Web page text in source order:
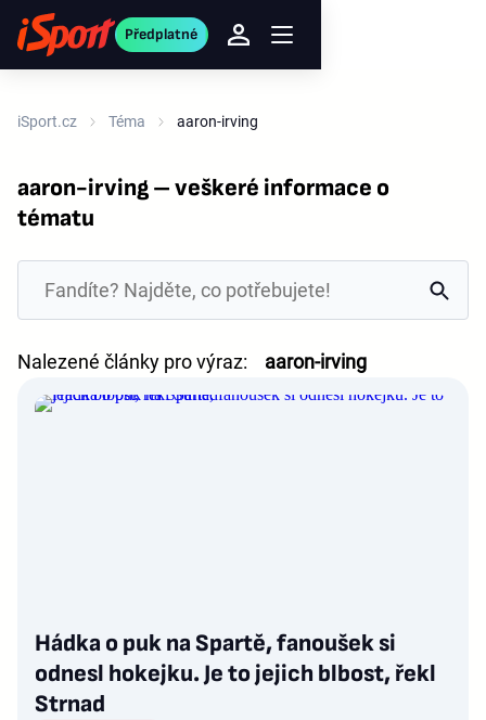
Předplatné
iSport.cz Téma aaron-irving
aaron-irving – veškeré informace o
tématu
Nalezené články pro výraz: aaron-irving
Hádka o puk na Spartě, fanoušek si
odnesl hokejku. Je to jejich blbost, řekl
Strnad